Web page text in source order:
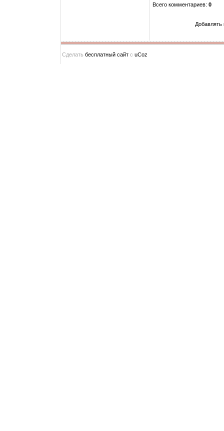
Всего комментариев: 0
Добавлять
Сделать бесплатный сайт с uCoz